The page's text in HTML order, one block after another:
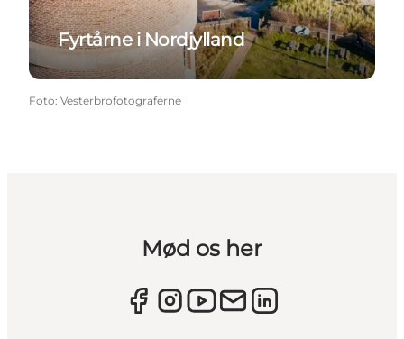
Fyrtårne i Nordjylland
Foto: Vesterbrofotograferne
Mød os her